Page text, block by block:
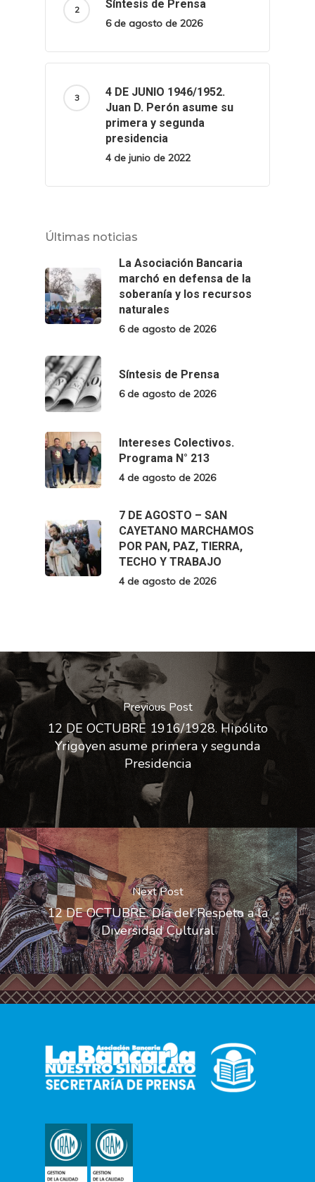
Síntesis de Prensa
6 de agosto de 2026
4 DE JUNIO 1946/1952.
Juan D. Perón asume su
primera y segunda
presidencia
4 de junio de 2022
Últimas noticias
La Asociación Bancaria
marchó en defensa de la
soberanía y los recursos
naturales
6 de agosto de 2026
Síntesis de Prensa
6 de agosto de 2026
Intereses Colectivos.
Programa N° 213
4 de agosto de 2026
7 DE AGOSTO – SAN
CAYETANO MARCHAMOS
POR PAN, PAZ, TIERRA,
TECHO Y TRABAJO
4 de agosto de 2026
Previous Post
12 DE OCTUBRE 1916/1928. Hipólito
Yrigoyen asume primera y segunda
Presidencia
Next Post
12 DE OCTUBRE. Día del Respeto a la
Diversidad Cultural